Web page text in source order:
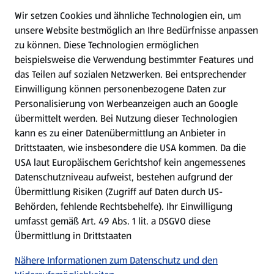
WhatsApp
Gewinnspiele
Mein HOFER. Meine Einkäufe.
Meine Meinung. Mein HOFER.
Gutscheingroßbestellung
(öffnet in einem neuen Tab)
Folge uns hier:
Jetzt die HOFER App downloaden
Wir setzen Cookies und ähnliche Technologien ein, um
unsere Website bestmöglich an Ihre Bedürfnisse anpassen
zu können. Diese Technologien ermöglichen
beispielsweise die Verwendung bestimmter Features und
das Teilen auf sozialen Netzwerken. Bei entsprechender
Einwilligung können personenbezogene Daten zur
Personalisierung von Werbeanzeigen auch an Google
übermittelt werden. Bei Nutzung dieser Technologien
kann es zu einer Datenübermittlung an Anbieter in
Drittstaaten, wie insbesondere die USA kommen. Da die
USA laut Europäischem Gerichtshof kein angemessenes
Datenschutzniveau aufweist, bestehen aufgrund der
Übermittlung Risiken (Zugriff auf Daten durch US-
Behörden, fehlende Rechtsbehelfe). Ihr Einwilligung
umfasst gemäß Art. 49 Abs. 1 lit. a DSGVO diese
Übermittlung in Drittstaaten
Nähere Informationen zum Datenschutz und den